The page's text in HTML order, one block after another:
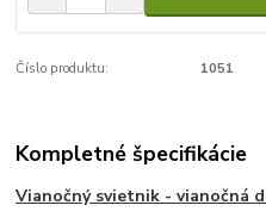
Číslo produktu: 1051
Kompletné špecifikácie
Vianočný svietnik - vianočná